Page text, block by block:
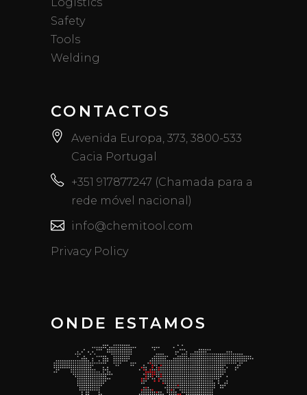
Safety
Tools
Welding
CONTACTOS
Avenida Europa, 373, 3800-533
Cacia Portugal
+351 917877247 (Chamada para a
rede móvel nacional)
info@chemitool.com
Privacy Policy
ONDE ESTAMOS